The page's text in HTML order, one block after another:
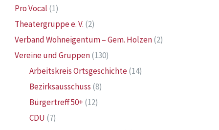
Pro Vocal (1)
Theatergruppe e. V. (2)
Verband Wohneigentum – Gem. Holzen(2)
Vereine und Gruppen(130)
Arbeitskreis Ortsgeschichte(14)
Bezirksausschuss (8)
Bürgertreff 50+ (12)
CDU (7)